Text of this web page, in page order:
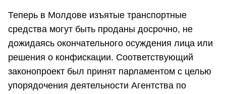
Теперь в Молдове изъятые транспортные
средства могут быть проданы досрочно, не
дожидаясь окончательного осуждения лица или
решения о конфискации. Соответствующий
законопроект был принят парламентом с целью
упорядочения деятельности Агентства по